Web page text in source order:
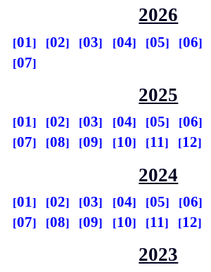
2026
01 02 03 04 05
06
07
2025
01 02 03 04 05
06
07
08 09 10 11 12
2024
01 02 03 04 05
06
07
08 09 10 11 12
2023